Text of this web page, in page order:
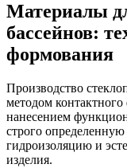
Материалы
бассейнов:
формования
Производство
методом
нанесением
строго определенную
гидроизоляцию и
изделия.